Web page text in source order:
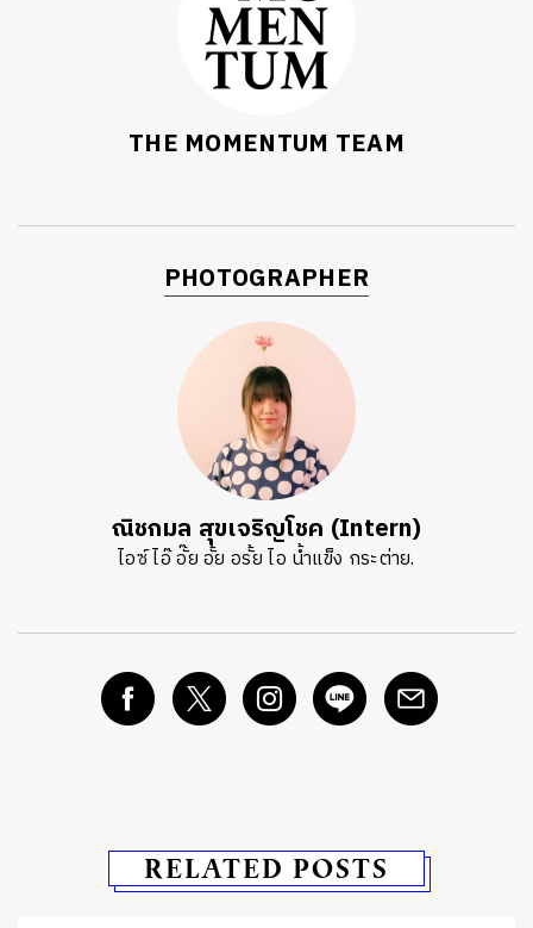
THE MOMENTUM TEAM
PHOTOGRAPHER
ณิชกมล สุขเจริญโชค (Intern)
ไอซ์ ไอ๊ อั๊ย อั้ย อรั้ย ไอ น้ำแข็ง กระต่าย.
RELATED POSTS